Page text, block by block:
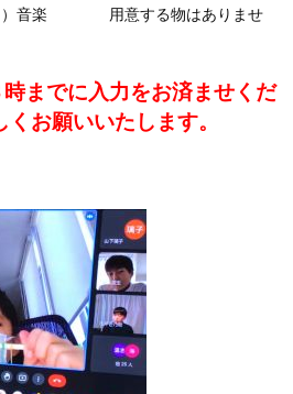
～）音楽 用意する物はありませ
までに入力をお済ませくだ
お願いいたします。